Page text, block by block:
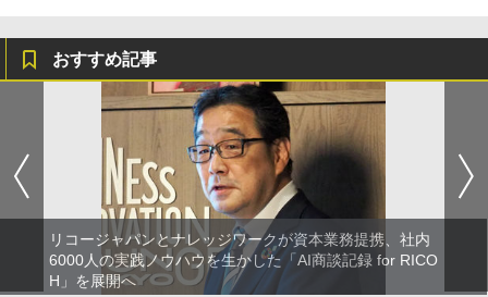
おすすめ記事
リコージャパンとナレッジワークが資本業務提携、社内
6000人の実践ノウハウを生かした「AI商談記録 for RICO
H」を展開へ